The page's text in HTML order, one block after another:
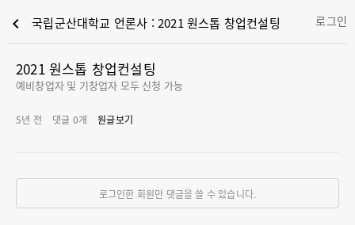
chevron_left 국립군산대학교 언론사 : 2021 원스톱 창업컨설팅 로그인
2021 원스톱 창업컨설팅
예비창업자 및 기창업자 모두 신청 가능
5년 전 댓글 0개 원글보기
로그인한 회원만 댓글을 쓸 수 있습니다.